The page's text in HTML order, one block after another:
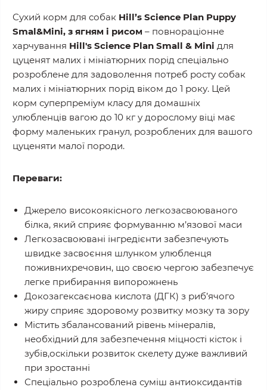
Сухий корм для собак Hill’s Science Plan Puppy
Smal&Mini, з ягням і рисом – повнораціонне
харчування Hill's Science Plan Small & Mini для
цуценят малих і мініатюрних порід спеціально
розроблене для задоволення потреб росту собак
малих і мініатюрних порід віком до 1 року. Цей
корм суперпреміум класу для домашніх
улюбленців вагою до 10 кг у дорослому віці має
форму маленьких гранул, розроблених для вашого
цуценяти малої породи.
Переваги:
Джерело високоякісного легкозасвоюваного
білка, який сприяє формуванню м’язової маси
Легкозасвоювані інгредієнти забезпечують
швидке засвоєння шлунком улюбленця
поживнихречовин, що своєю чергою забезпечує
легке прибирання випорожнень
Докозагексаєнова кислота (ДГК) з риб’ячого
жиру сприяє здоровому розвитку мозку та зору
Містить збалансований рівень мінералів,
необхідний для забезпечення міцності кісток і
зубів,оскільки розвиток скелету дуже важливий
при зростанні
Спеціально розроблена суміш антиоксидантів